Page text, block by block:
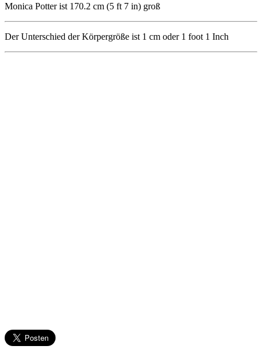
Monica Potter ist 170.2 cm (5 ft 7 in) groß
Der Unterschied der Körpergröße ist 1 cm oder 1 foot 1 Inch